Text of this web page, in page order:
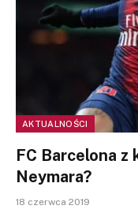
AKTUALNOŚCI
FC Barcelona
Neymara?
18 czerwca 2019